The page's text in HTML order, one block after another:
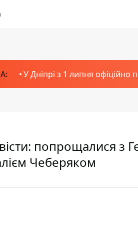
У Дніпрі з 1 липня
попрощалися з
Чеберяком